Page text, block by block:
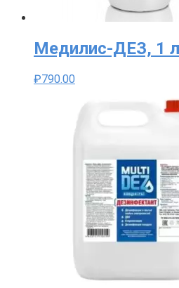
Медилис-ДЕЗ, 1 л
₽790.00